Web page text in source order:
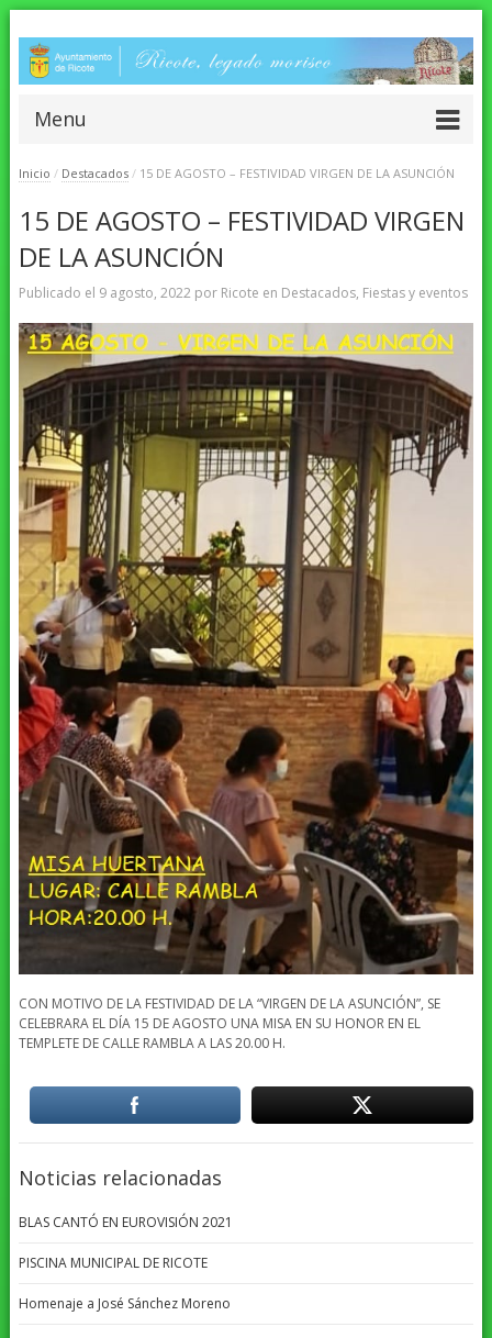
Menu
Inicio / Destacados / 15 DE AGOSTO – FESTIVIDAD VIRGEN DE LA ASUNCIÓN
15 DE AGOSTO – FESTIVIDAD VIRGEN
DE LA ASUNCIÓN
Publicado el 9 agosto, 2022por Ricote en Destacados, Fiestas y eventos
CON MOTIVO DE LA FESTIVIDAD DE LA “VIRGEN DE LA ASUNCIÓN”, SE
CELEBRARA EL DÍA 15 DE AGOSTO UNA MISA EN SU HONOR EN EL
TEMPLETE DE CALLE RAMBLA A LAS 20.00 H.
Noticias relacionadas
BLAS CANTÓ EN EUROVISIÓN 2021
PISCINA MUNICIPAL DE RICOTE
Homenaje a José Sánchez Moreno